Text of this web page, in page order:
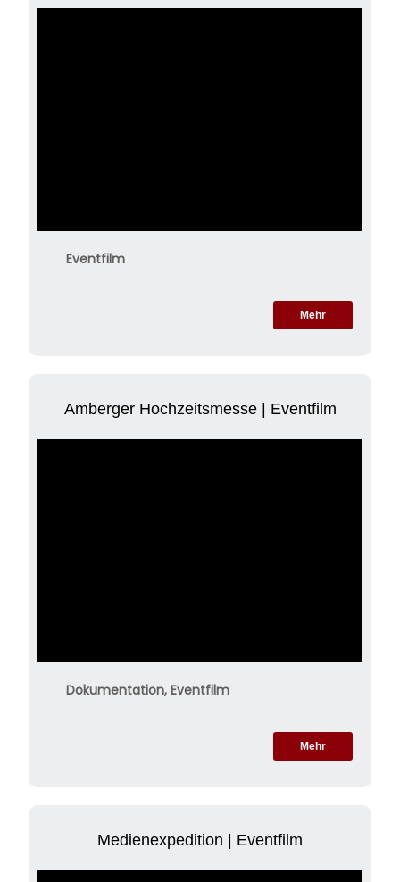
Eventfilm
Mehr
Amberger Hochzeitsmesse | Eventfilm
Dokumentation, Eventfilm
Mehr
Medienexpedition | Eventfilm